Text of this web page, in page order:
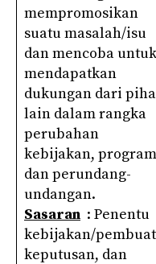
mempromosikan
suatu masalah/isu
dan mencoba untuk
mendapatkan
dukungan dari
lain dalam rangka
perubahan
kebijakan, program
dan perundang-
undangan.
Sasaran : Penentu
kebijakan/pembuat
keputusan, dan